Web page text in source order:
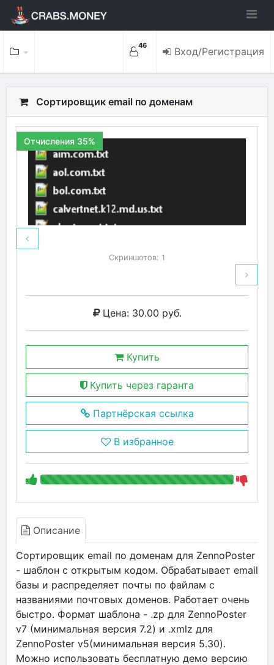
46 Вход/Регистрация
Сортировщик email по доменам
Отчисления 35%
Скриншотов: 1
Цена: 30.00 руб.
Купить
Купить через гаранта
Партнёрская ссылка
В избранное
Описание
Сортировщик email по доменам для ZennoPoster
- шаблон с открытым кодом. Обрабатывает email
базы и распределяет почты по файлам с
названиями почтовых доменов. Работает очень
быстро. Формат шаблона - .zp для ZennoPoster
v7 (минимальная версия 7.2) и .xmlz для
ZennoPoster v5(минимальная версия 5.30).
Можно использовать бесплатную демо версию